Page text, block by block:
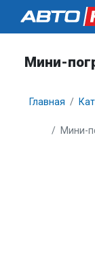
Мини-
Главная
Мини-